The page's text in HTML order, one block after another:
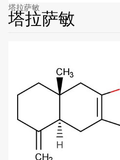
塔拉萨敏
塔拉萨敏